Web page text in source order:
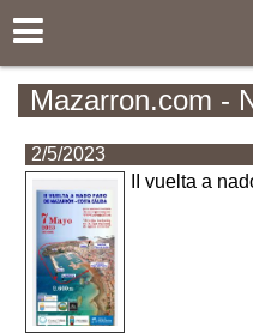
Mazarron.com -
2/5/2023
II vuelta a